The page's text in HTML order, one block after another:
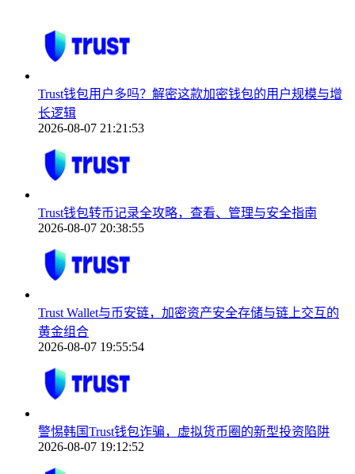
Trust钱包用户多吗？解密这款加密钱包的用户规模与增
长逻辑
2026-08-07 21:21:53
Trust钱包转币记录全攻略，查看、管理与安全指南
2026-08-07 20:38:55
Trust Wallet与币安链，加密资产安全存储与链上交互的
黄金组合
2026-08-07 19:55:54
警惕韩国Trust钱包诈骗，虚拟货币圈的新型投资陷阱
2026-08-07 19:12:52